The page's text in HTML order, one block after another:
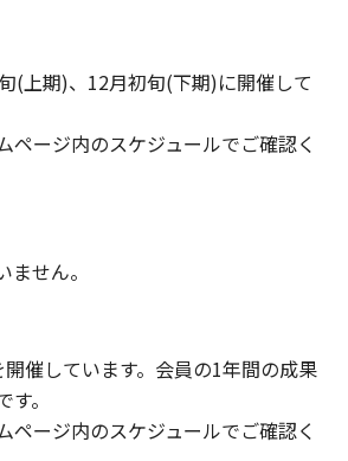
(上期)、12月初旬(下期)に開催して
ページ内のスケジュールでご確認く
ません。
催しています。会員の1年間の成果
。
ページ内のスケジュールでご確認く